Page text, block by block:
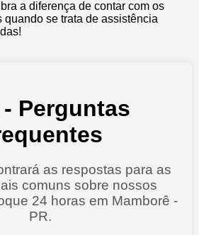
a diferença de contar com os
quando se trata de assistência
- Perguntas
as respostas para as
comuns sobre nossos
24 horas em Mamborê -
PR.